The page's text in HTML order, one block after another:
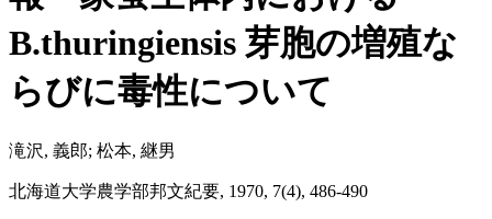
B.thuringiensis 芽胞の増殖な
らびに毒性について
滝沢, 義郎; 松本, 継男
北海道大学農学部邦文紀要, 1970, 7(4), 486-490